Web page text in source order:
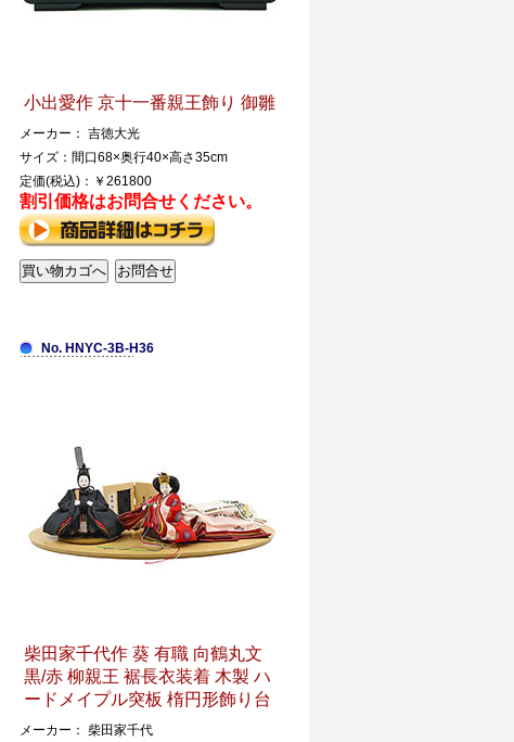
小出愛作 京十一番親王飾り 御雛
メーカー： 吉徳大光
サイズ：間口68×奥行40×高さ35cm
定価(税込)：￥261800
割引価格はお問合せください。
No. HNYC-3B-H36
柴田家千代作 葵 有職 向鶴丸文
黒/赤 柳親王 裾長衣装着 木製 ハ
ードメイプル突板 楕円形飾り台
メーカー： 柴田家千代